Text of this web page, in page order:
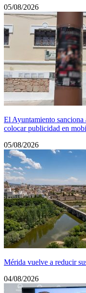
05/08/2026
El Ayuntamiento sanciona
colocar publicidad en
05/08/2026
Mérida vuelve a reducir
04/08/2026